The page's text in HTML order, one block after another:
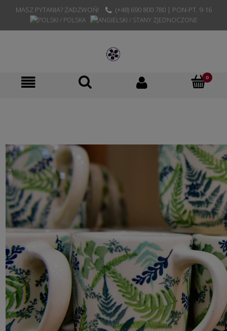
MASZ PYTANIA? ZADZWOŃ! (+48) 690 800 780 | PON-PT. 9-16